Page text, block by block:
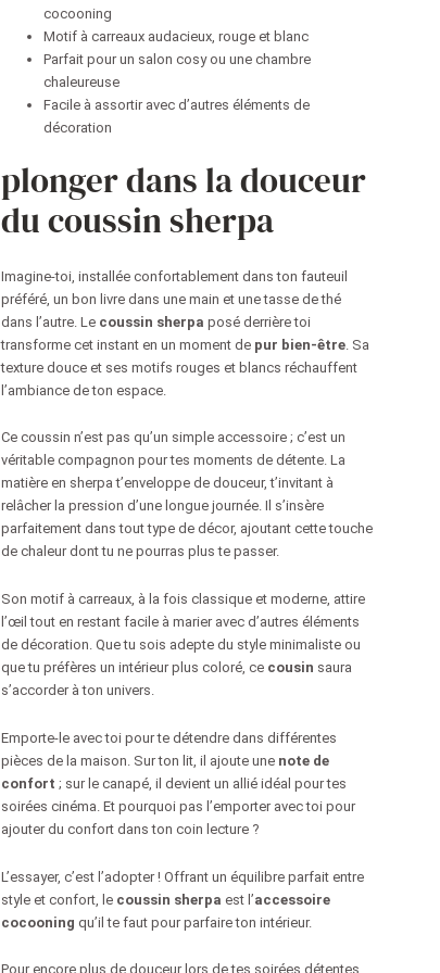
cocooning
Motif à carreaux audacieux, rouge et blanc
Parfait pour un salon cosy ou une chambre
chaleureuse
Facile à assortir avec d’autres éléments de
décoration
plonger dans la douceur
du coussin sherpa
Imagine-toi, installée confortablement dans ton fauteuil
préféré, un bon livre dans une main et une tasse de thé
dans l’autre. Le coussin sherpa posé derrière toi
transforme cet instant en un moment de pur bien-être . Sa
texture douce et ses motifs rouges et blancs réchauffent
l’ambiance de ton espace.
Ce coussin n’est pas qu’un simple accessoire ; c’est un
véritable compagnon pour tes moments de détente. La
matière en sherpa t’enveloppe de douceur, t’invitant à
relâcher la pression d’une longue journée. Il s’insère
parfaitement dans tout type de décor, ajoutant cette touche
de chaleur dont tu ne pourras plus te passer.
Son motif à carreaux, à la fois classique et moderne, attire
l’œil tout en restant facile à marier avec d’autres éléments
de décoration. Que tu sois adepte du style minimaliste ou
que tu préfères un intérieur plus coloré, ce cousin saura
s’accorder à ton univers.
Emporte-le avec toi pour te détendre dans différentes
pièces de la maison. Sur ton lit, il ajoute une note de
confort ; sur le canapé, il devient un allié idéal pour tes
soirées cinéma. Et pourquoi pas l’emporter avec toi pour
ajouter du confort dans ton coin lecture ?
L’essayer, c’est l’adopter ! Offrant un équilibre parfait entre
style et confort, le coussin sherpa est l’accessoire
cocooning qu’il te faut pour parfaire ton intérieur.
Pour encore plus de douceur lors de tes soirées détentes,